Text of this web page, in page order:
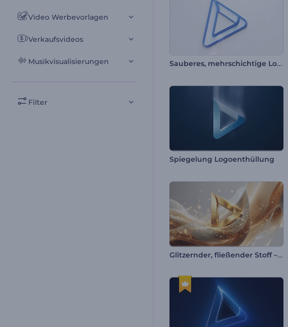
Video Werbevorlagen
Verkaufsvideos
Musikvisualisierungen
Filter
Sauberes, mehrschichtige Logo-Reveal
Spiegelung Logoenthüllung
Glitzernder, fließender Stoff – Einleitung